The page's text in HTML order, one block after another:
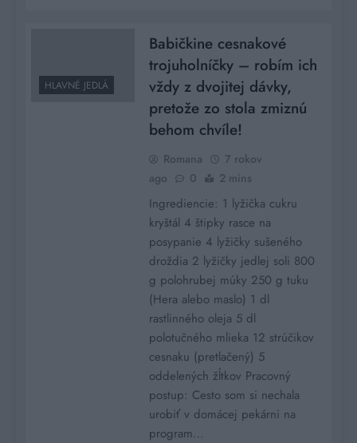
HLAVNÉ JEDLÁ
Babičkine cesnakové
trojuholníčky – robím ich
vždy z dvojitej dávky,
pretože zo stola zmiznú
behom chvíle!
Romana
7 rokov
ago
0 2 mins
Ingrediencie: 1 lyžička cukru
kryštál 4 štipky rasce na
posypanie 4 lyžičky sušeného
droždia 2 lyžičky jedlej soli 800
g polohrubej múky 250 g tuku
(Hera alebo maslo) 1 dl
rastlinného oleja 5 dl
polotučného mlieka 12 strúčikov
cesnaku (pretlačený) 5
oddelených žĺtkov Pracovný
postup: Cesto som si nechala
urobiť v domácej pekárni na
program…